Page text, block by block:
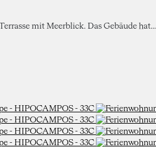
mit Meerblick. Das Gebäude hat...